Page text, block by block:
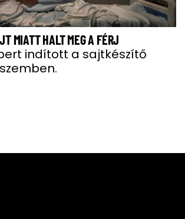
MIATT HALT MEG A FÉRJ
indított a sajtkészítő